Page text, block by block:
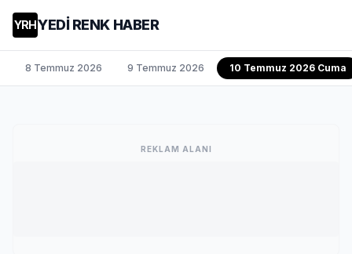
YRHYEDİ RENK HABER
8 Temmuz 2026 9 Temmuz 2026 10 Temmuz 2026 Cuma
REKLAM ALANI